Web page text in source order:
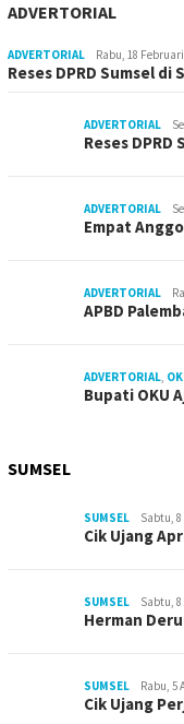
ADVERTORIAL
ADVERTORIAL Rabu, 18
Reses DPRD Sumsel di
ADVERTORIAL
Reses DPRD
ADVERTORIAL
Empat
ADVERTORIAL
APBD
ADVERTORIAL,
Bupati OKU
SUMSEL
SUMSEL Sabtu, 8
Cik Ujang
SUMSEL Sabtu, 8
Herman
SUMSEL Rabu, 5
Cik Ujang